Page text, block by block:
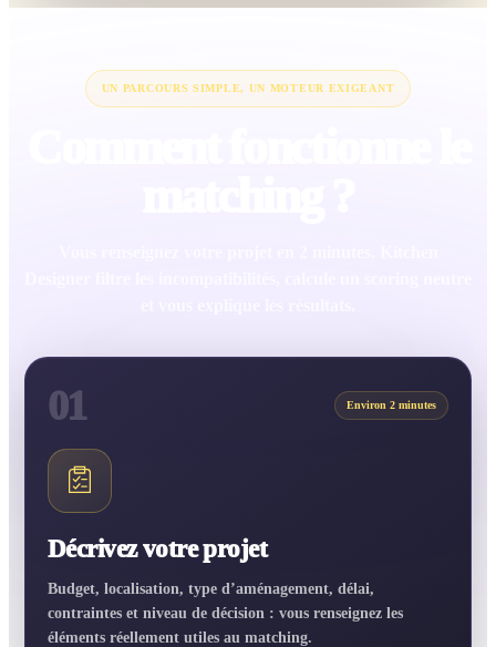
UN PARCOURS SIMPLE, UN MOTEUR EXIGEANT
01 Environ 2 minutes
Décrivez votre projet
Budget, localisation, type d’aménagement, délai,
contraintes et niveau de décision : vous renseignez les
éléments réellement utiles au matching.